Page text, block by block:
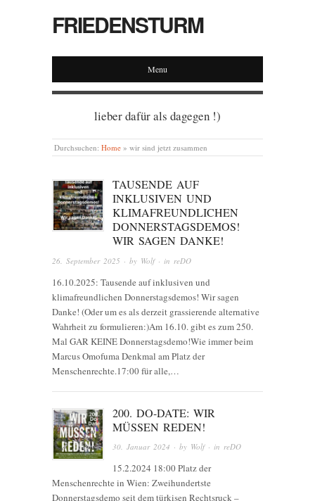
FRIEDENSTURM
Menu
lieber dafür als dagegen !)
Durchsuchen: Home » wir sind jetzt zusammen
TAUSENDE AUF
INKLUSIVEN UND
KLIMAFREUNDLICHEN
DONNERSTAGSDEMOS!
WIR SAGEN DANKE!
26. September 2025 · by Wolf· in reDO
16.10.2025: Tausende auf inklusiven und
klimafreundlichen Donnerstagsdemos! Wir sagen
Danke! (Oder um es als derzeit grassierende alternative
Wahrheit zu formulieren:)Am 16.10. gibt es zum 250.
Mal GAR KEINE Donnerstagsdemo!Wie immer beim
Marcus Omofuma Denkmal am Platz der
Menschenrechte.17:00 für alle,…
200. DO-DATE: WIR
MÜSSEN REDEN!
30. Januar 2024 · by Wolf· inreDO
15.2.2024 18:00 Platz der
Menschenrechte in Wien: Zweihundertste
Donnerstagsdemo seit dem türkisen Rechtsruck –